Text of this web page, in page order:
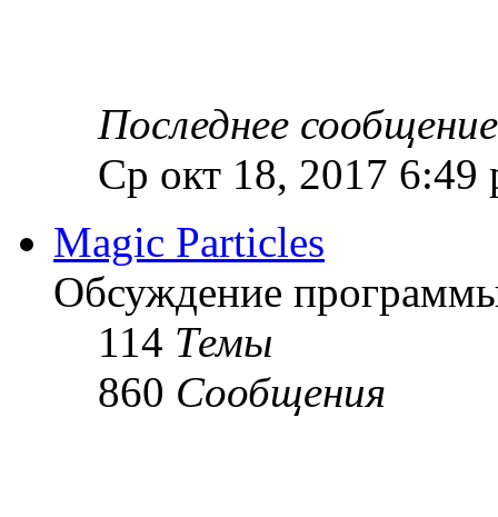
Последнее сообщение
Ср окт 18, 2017 6:49
Magic Particles
Обсуждение
114 Темы
860 Сообщения